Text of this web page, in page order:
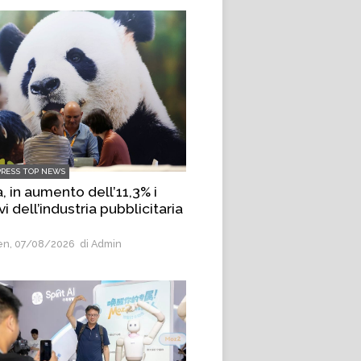
TOP NEWS
in aumento dell’11,3% i
dell’industria pubblicitaria
07/08/2026 di Admin